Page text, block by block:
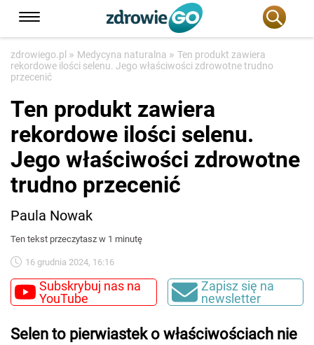
zdrowiego.pl » Medycyna naturalna » Ten produkt zawiera
rekordowe ilości selenu. Jego właściwości zdrowotne trudno
przecenić
Ten produkt zawiera
rekordowe ilości selenu.
Jego właściwości zdrowotne
trudno przecenić
Paula Nowak
Ten tekst przeczytasz w 1 minutę
16 grudnia 2024, 16:16
Subskrybuj nas na
YouTube
Zapisz się na
newsletter
Selen to pierwiastek o właściwościach nie